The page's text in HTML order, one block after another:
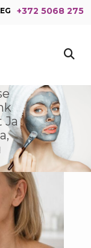
+372 5068 275
Ja